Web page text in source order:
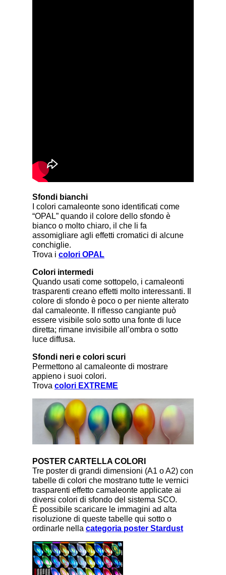
Sfondi bianchi
I colori camaleonte sono identificati come
“OPAL” quando il colore dello sfondo è
bianco o molto chiaro, il che li fa
assomigliare agli effetti cromatici di alcune
conchiglie.
Trova i colori OPAL
Colori intermedi
Quando usati come sottopelo, i camaleonti
trasparenti creano effetti molto interessanti. Il
colore di sfondo è poco o per niente alterato
dal camaleonte. Il riflesso cangiante può
essere visibile solo sotto una fonte di luce
diretta; rimane invisibile all’ombra o sotto
luce diffusa.
Sfondi neri e colori scuri
Permettono al camaleonte di mostrare
appieno i suoi colori.
Trova colori EXTREME
POSTER CARTELLA COLORI
Tre poster di grandi dimensioni (A1 o A2) con
tabelle di colori che mostrano tutte le vernici
trasparenti effetto camaleonte applicate ai
diversi colori di sfondo del sistema SCO.
È possibile scaricare le immagini ad alta
risoluzione di queste tabelle qui sotto o
ordinarle nella categoria poster Stardust